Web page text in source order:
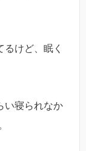
けど、眠く
い寝られなか